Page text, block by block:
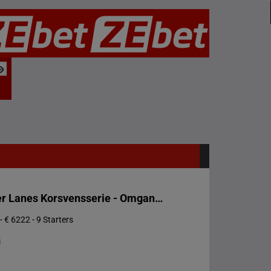
Prix Lucifer Lanes Korsvensserie - Omgang 1
€ 6222 - 9 Starters